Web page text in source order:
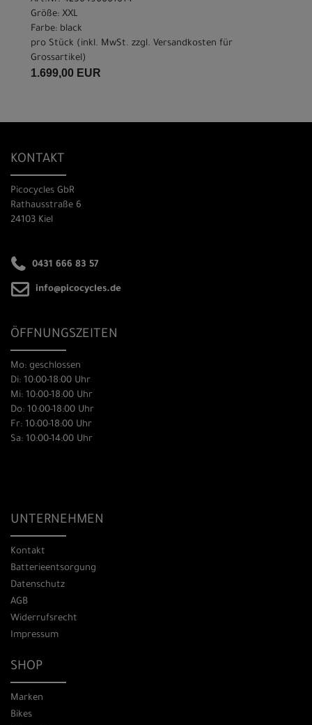
Größe: XXL
Farbe: black
pro Stück (inkl. MwSt. zzgl. Versandkosten für
Grossartikel)
1.699,00 EUR
KONTAKT
Picocycles GbR
Rathausstraße 6
24103 Kiel
0431 666 83 57
info@picocycles.de
ÖFFNUNGSZEITEN
Mo: geschlossen
Di: 10:00-18:00 Uhr
Mi: 10:00-18:00 Uhr
Do: 10:00-18:00 Uhr
Fr: 10:00-18:00 Uhr
Sa: 10:00-14:00 Uhr
UNTERNEHMEN
Kontakt
Batterieentsorgung
Datenschutz
AGB
Widerrufsrecht
Impressum
SHOP
Marken
Bikes